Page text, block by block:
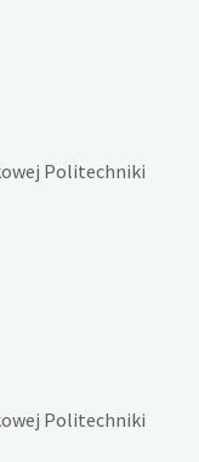
Politechniki
Politechniki